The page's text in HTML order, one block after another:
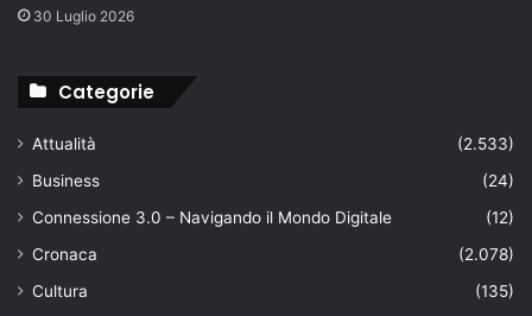
30 Luglio 2026
Categorie
Attualità
(2.533)
Business
(24)
Connessione 3.0 – Navigando il Mondo Digitale
(12)
Cronaca
(2.078)
Cultura
(135)